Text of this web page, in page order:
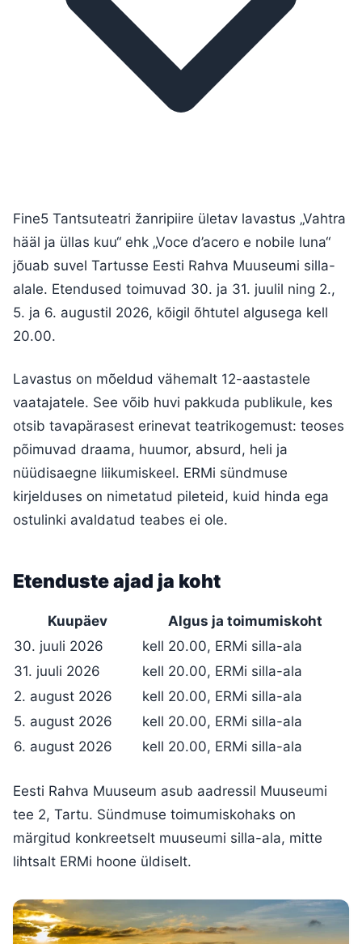
Fine5 Tantsuteatri žanripiire ületav lavastus „Vahtra
hääl ja üllas kuu“ ehk „Voce d’acero e nobile luna“
jõuab suvel Tartusse Eesti Rahva Muuseumi silla-
alale. Etendused toimuvad 30. ja 31. juulil ning 2.,
5. ja 6. augustil 2026, kõigil õhtutel algusega kell
20.00.
Lavastus on mõeldud vähemalt 12-aastastele
vaatajatele. See võib huvi pakkuda publikule, kes
otsib tavapärasest erinevat teatrikogemust: teoses
põimuvad draama, huumor, absurd, heli ja
nüüdisaegne liikumiskeel. ERMi sündmuse
kirjelduses on nimetatud pileteid, kuid hinda ega
ostulinki avaldatud teabes ei ole.
Etenduste ajad ja koht
Kuupäev
Algus ja toimumiskoht
30. juuli 2026
kell 20.00, ERMi silla-ala
31. juuli 2026
kell 20.00, ERMi silla-ala
2. august 2026
kell 20.00, ERMi silla-ala
5. august 2026
kell 20.00, ERMi silla-ala
6. august 2026
kell 20.00, ERMi silla-ala
Eesti Rahva Muuseum asub aadressil Muuseumi
tee 2, Tartu. Sündmuse toimumiskohaks on
märgitud konkreetselt muuseumi silla-ala, mitte
lihtsalt ERMi hoone üldiselt.